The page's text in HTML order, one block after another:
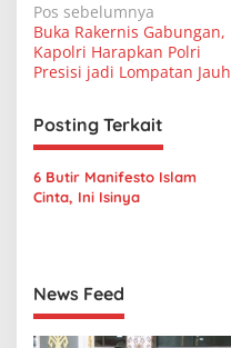
N
a
v
i
g
a
s
o
s
Pos sebelumnya
Buka Rakernis Gabungan,
Kapolri Harapkan Polri
Presisi jadi Lompatan Jauh
Posting Terkait
6 Butir Manifesto Islam
Cinta, Ini Isinya
News Feed